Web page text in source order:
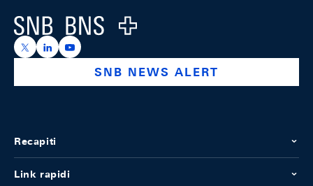
Logo
https://x.com/snb_bns
https://ch.linkedin.com/company/swiss-national-
https://www.youtube.com/@swissnationalbank
SNB NEWS ALERT
Recapiti
Link rapidi